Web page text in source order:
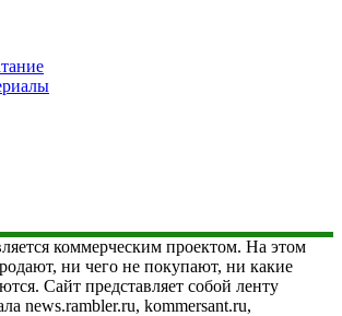
коммерческим проектом. На этом
ни чего не покупают, ни какие
Сайт представляет собой ленту
news.rambler.ru, kommersant.ru,